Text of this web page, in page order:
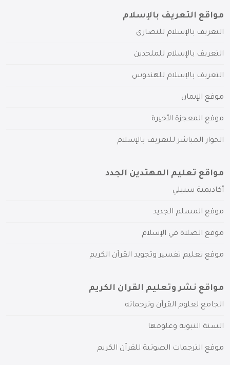
مواقع التعريف بالإسلام
التعريف بالإسلام للنصارى
التعريف بالإسلام للملحدين
التعريف بالإسلام للهندوس
موقع الإيمان
موقع المعجزة الأخيرة
الحوار المباشر للتعريف بالإسلام
مواقع تعليم المهتدين الجدد
أكاديمية سبيلي
موقع المسلم الجديد
موقع الصلاة في الإسلام
موقع تعليم تفسير وتجويد القرآن الكريم
مواقع نشر وتعليم القرآن الكريم
الجامع لعلوم القرآن وترجماته
السنة النبوية وعلومها
موقع الترجمات الصوتية للقرآن الكريم